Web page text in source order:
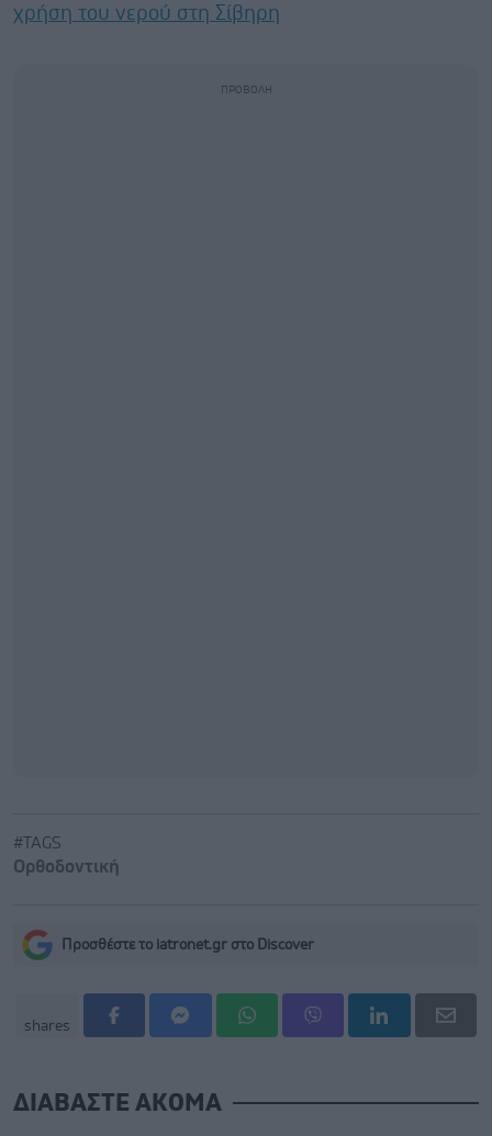
χρήση του νερού στη Σίβηρη
#TAGS
Ορθοδοντική
Προσθέστε το iatronet.gr στο Discover
shares
ΔΙΑΒΑΣΤΕ ΑΚΟΜΑ